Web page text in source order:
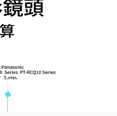
全息影像系統
銀幕